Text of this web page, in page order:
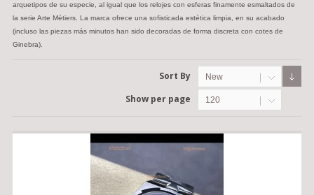
arquetipos de su especie, al igual que los relojes con esferas finamente esmaltados de
la serie Arte Métiers. La marca ofrece una sofisticada estética limpia, en su acabado
(incluso las piezas más minutos han sido decoradas de forma discreta con cotes de
Ginebra).
Sort By New
Show per page 120